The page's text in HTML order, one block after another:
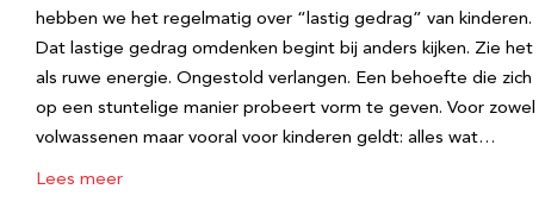
hebben we het regelmatig over “lastig gedrag” van kinderen.
Dat lastige gedrag omdenken begint bij anders kijken. Zie het
als ruwe energie. Ongestold verlangen. Een behoefte die zich
op een stuntelige manier probeert vorm te geven. Voor zowel
volwassenen maar vooral voor kinderen geldt: alles wat…
Lees meer